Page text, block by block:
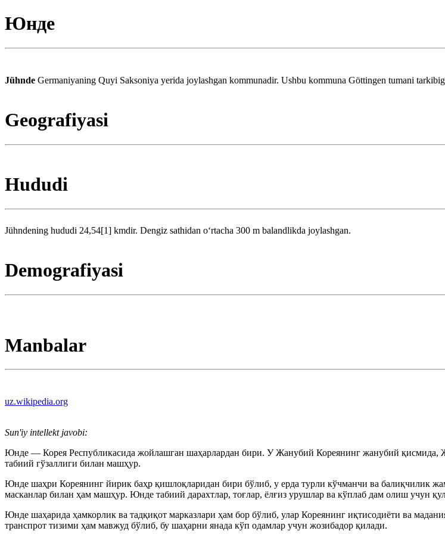
Юнде
Jühnde Germaniyaning Quyi Saksoniya yerida joylashgan kommunadir. Ushbu kommuna Göttingen tumani
Geografiyasi
Hududi
Jühndening hududi 24,54[1] kmdir. Dengiz sathidan oʻrtacha 300 m balandlikda joylashgan.
Demografiyasi
Manbalar
uz.wikipedia.org
Sun'iy intellekt javobi:
Юнде — Корея Республикасида жойлашган шаҳарлардан бири. У Жанубий Кореянинг жанубий
табиий гўзаллиги билан машҳур.
Юнде шаҳри Кореянинг йирик баҳр қишлоқларидан бири бўлиб, у ерда турли кўчманчи ва балиқчилик
масканлар билан ҳам машҳур. Юнде табиий дарахтлар, тоғлар, ёлғиз урушлар ва кўплаб дам олиш учун
Юнде шаҳарида ҳамкорлик ва тадқиқот марказлари ҳам бор бўлиб, улар Кореянинг иқтисодиёти ва
транспрот тизими ҳам мавжуд бўлиб, бу шаҳарни янада кўп одамлар учун жозибадор қилади.